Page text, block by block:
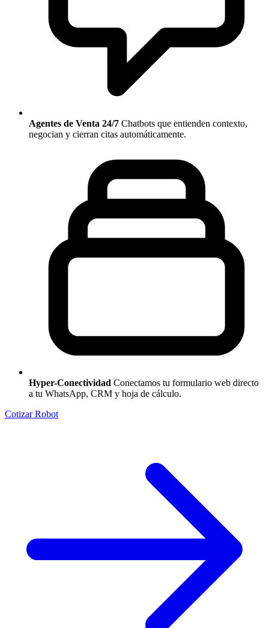
Agentes de Venta 24/7 Chatbots que entienden contexto,
negocian y cierran citas automáticamente.
Hyper-Conectividad Conectamos tu formulario web directo
a tu WhatsApp, CRM y hoja de cálculo.
Cotizar Robot